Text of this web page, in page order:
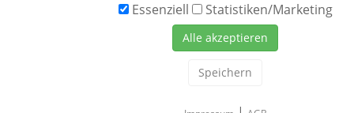
Essenziell Statistiken/Marketing
Alle akzeptieren
Speichern